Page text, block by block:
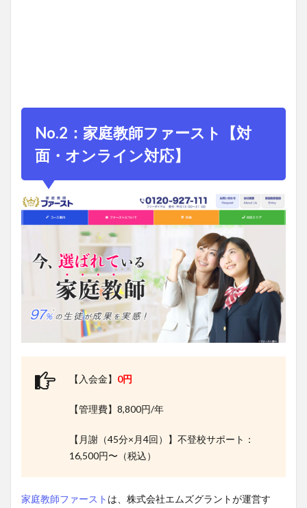
No.2：家庭教師ファースト【対
面・オンライン対応】
【入会金】 0円
【管理費】8,800円/年
【月謝（45分×月4回）】不登校サポート：
16,500円〜（税込）
家庭教師ファースト は、株式会社エムズグラントが運営す